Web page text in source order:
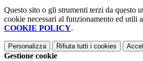
Questo sito o gli strumenti terzi da questo
cookie necessari al funzionamento ed utili
COOKIE POLICY.
Personalizza Rifiuta tutti i cookies
Gestione cookie